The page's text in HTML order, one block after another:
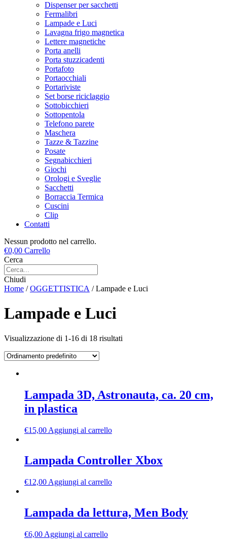
Dispenser per sacchetti
Fermalibri
Lampade e Luci
Lavagna frigo magnetica
Lettere magnetiche
Porta anelli
Porta stuzzicadenti
Portafoto
Portaocchiali
Portariviste
Set borse riciclaggio
Sottobicchieri
Sottopentola
Telefono parete
Maschera
Tazze & Tazzine
Posate
Segnabicchieri
Giochi
Orologi e Sveglie
Sacchetti
Borraccia Termica
Cuscini
Clip
Contatti
Nessun prodotto nel carrello.
€0,00 Carrello
Cerca
Chiudi
Home /OGGETTISTICA / Lampade e Luci
Lampade e Luci
Visualizzazione di 1-16 di 18 risultati
Lampada 3D, Astronauta, ca. 20 cm,
in plastica
€15,00 Aggiungi al carrello
Lampada Controller Xbox
€12,00 Aggiungi al carrello
Lampada da lettura, Men Body
€6,00 Aggiungi al carrello